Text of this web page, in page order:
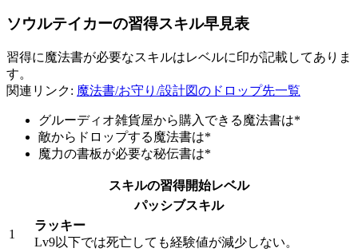
ソウルテイカーの習得スキル早見表
習得に魔法書が必要なスキルはレベルに印が記載してありま
す。
関連リンク: 魔法書/お守り/設計図のドロップ先一覧
グルーディオ雑貨屋から購入できる魔法書は*
敵からドロップする魔法書は*
魔力の書板が必要な秘伝書は*
スキルの習得開始レベル
パッシブスキル
1
ラッキー
Lv9以下では死亡しても経験値が減少しない。